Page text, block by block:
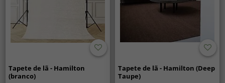
Tapete de lã - Hamilton
(branco)
Tapete de lã - Hamilton (Deep
Taupe)